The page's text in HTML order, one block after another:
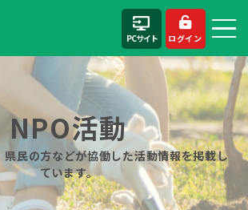
PCサイト ログイン
NPO活動
県民の方などが協働した活動情報を掲載し
ています。